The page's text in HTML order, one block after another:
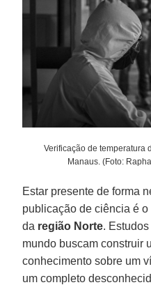
Verificação de temperatura
Manaus. (Foto:
Estar presente de forma
publicação de ciência é
da região Norte.
mundo buscam construir
conhecimento sobre um
um completo